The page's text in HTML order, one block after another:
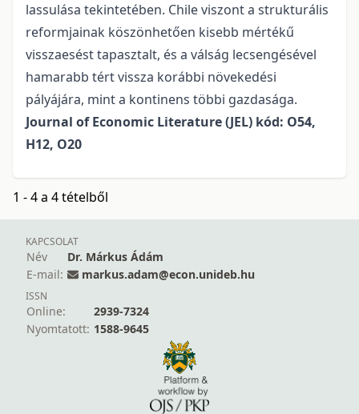
lassulása tekintetében. Chile viszont a strukturális
reformjainak köszönhetően kisebb mértékű
visszaesést tapasztalt, és a válság lecsengésével
hamarabb tért vissza korábbi növekedési
pályájára, mint a kontinens többi gazdasága.
Journal of Economic Literature (JEL) kód: O54,
H12, O20
1 - 4 a 4 tételből
KAPCSOLAT
Név
Dr. Márkus Ádám
E-mail:
markus.adam@econ.unideb.hu
ISSN
Online:
2939-7324
Nyomtatott: 1588-9645